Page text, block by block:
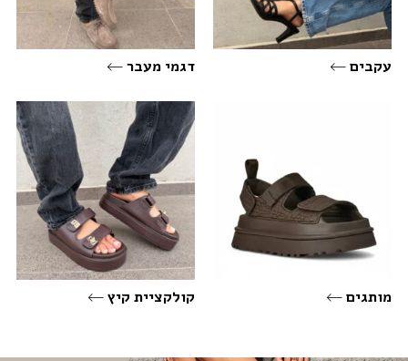
עקבים דגמי מעבר
מותגים קולקציית קיץ